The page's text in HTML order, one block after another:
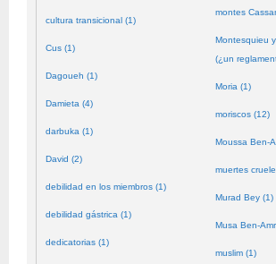
cultura transicional (1)
Cus (1)
Dagoueh (1)
Damieta (4)
darbuka (1)
David (2)
debilidad en los miembros (1)
debilidad gástrica (1)
dedicatorias (1)
montes
Montesquieu
(¿un
Moria (1)
moriscos (12)
Moussa Ben-
muertes
Murad Bey (1)
Musa Ben-
muslim (1)